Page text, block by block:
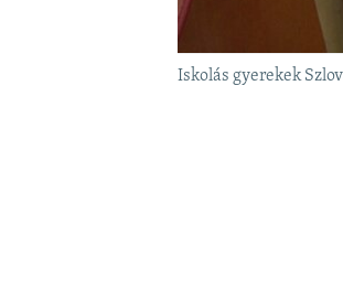
Iskolás gyerekek